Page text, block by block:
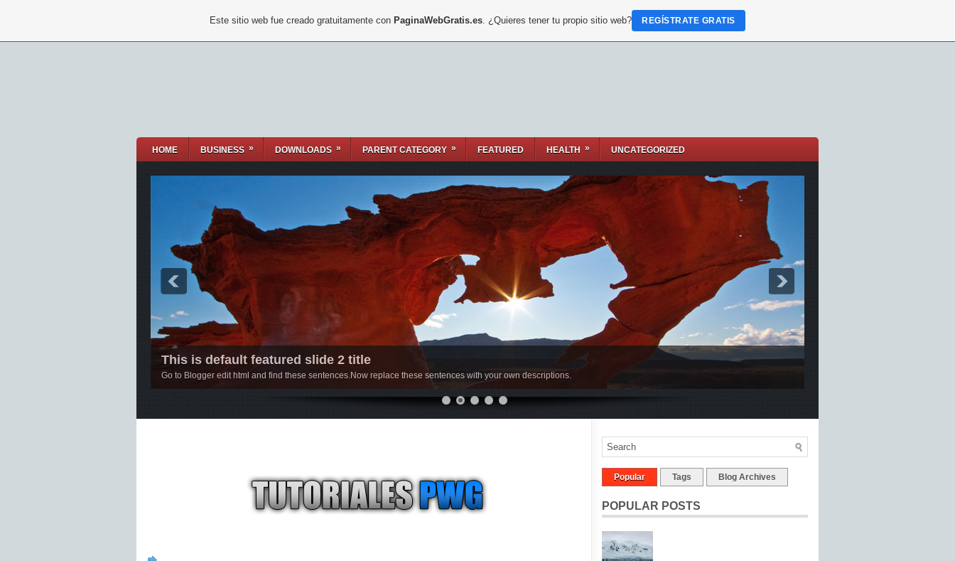
HOME BUSINESS » DOWNLOADS » PARENT CATEGORY » FEATURED HEALTH » UNCATEGORIZED
This is default featured slide 2 title
Go to Blogger edit html and find these sentences.Now replace these sentences with your own descriptions.
Popular Tags Blog Archives
POPULAR POSTS
Este sitio web fue creado gratuitamente con PaginaWebGratis.es. ¿Quieres tener tu propio sitio web? REGÍSTRATE GRATIS